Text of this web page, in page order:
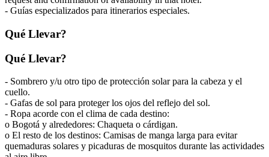
- Guías especializados para itinerarios especiales.
Qué Llevar?
Qué Llevar?
- Sombrero y/u otro tipo de protección solar para la cabeza y el
cuello.
- Gafas de sol para proteger los ojos del reflejo del sol.
- Ropa acorde con el clima de cada destino:
o Bogotá y alrededores: Chaqueta o cárdigan.
o El resto de los destinos: Camisas de manga larga para evitar
quemaduras solares y picaduras de mosquitos durante las actividades